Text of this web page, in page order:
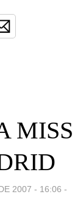
MISS
2007 - 16:06 -